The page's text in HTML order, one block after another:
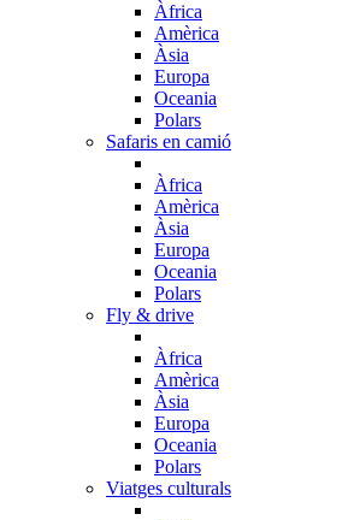
Àfrica
Amèrica
Àsia
Europa
Oceania
Polars
Safaris en camió
Àfrica
Amèrica
Àsia
Europa
Oceania
Polars
Fly & drive
Àfrica
Amèrica
Àsia
Europa
Oceania
Polars
Viatges culturals